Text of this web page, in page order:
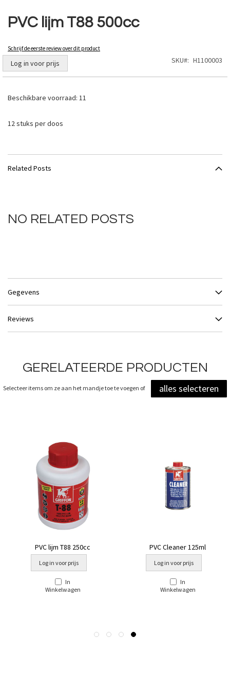
PVC lijm T88 500cc
Schrijf de eerste review over dit product
Log in voor prijs SKU H1100003
Beschikbare voorraad: 11
12 stuks per doos
naar
het
van
afbeeldingen-
gallerij
Related Posts
NO RELATED POSTS
Gegevens
Reviews
GERELATEERDE PRODUCTEN
Selecteer items om ze aan het mandje toe te voegen of alles selecteren
PVC lijm T88 250cc
Log in voor prijs
In
Winkelwagen
PVC Cleaner 125ml
Log in voor prijs
In
Winkelwagen